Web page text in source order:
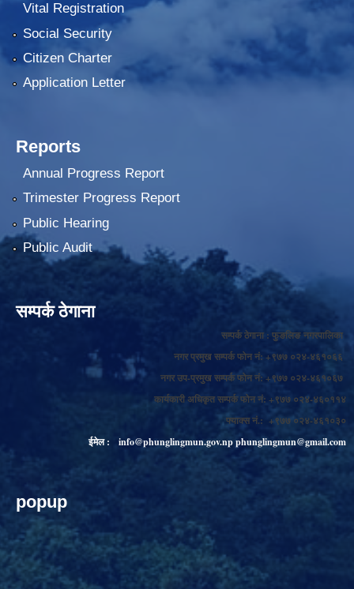
Vital Registration
Social Security
Citizen Charter
Application Letter
Reports
Annual Progress Report
Trimester Progress Report
Public Hearing
Public Audit
सम्पर्क ठेगाना
सम्पर्क ठेगाना : फुङलिङ नगरपालिका
नगर प्रमुख सम्पर्क फोन नं: +९७७ ०२४-४६१०६६
नगर उप-प्रमुख सम्पर्क फोन नं: +९७७ ०२४-४६१०६७
कार्यकारी अधिकृत सम्पर्क फोन नं: +९७७ ०२४-४६०११४
फ्याक्स नं.: +९७७ ०२४-४६१०३०
ईमेल :
info@phunglingmun.gov.npphunglingmun@gmail.com
popup